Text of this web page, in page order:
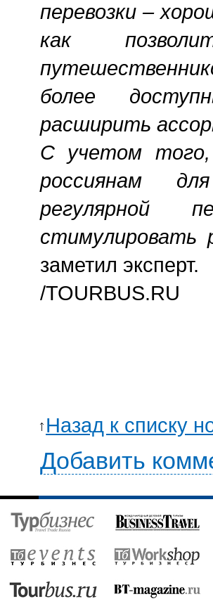
перевозки –
как
более
расширить
С учетом
россиянам
регулярной
заметил эксперт.
/TOURBUS.RU
Назад к списку
Добавить